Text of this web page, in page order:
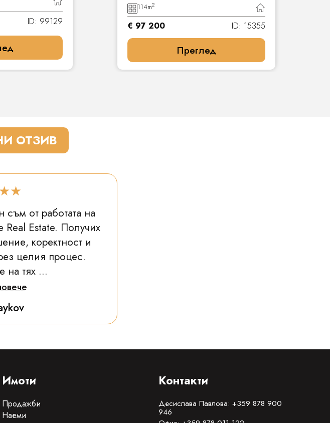
ID: 99129
114m2
€ 97 200 ID: 15355
Преглед
ОТЗИВ
от работата на
Real Estate. Получих
коректност и
целия процес.
на тях ...
Имоти
Продажби
Наеми
Контакти
Десислава Павлова: +359 878 900
946